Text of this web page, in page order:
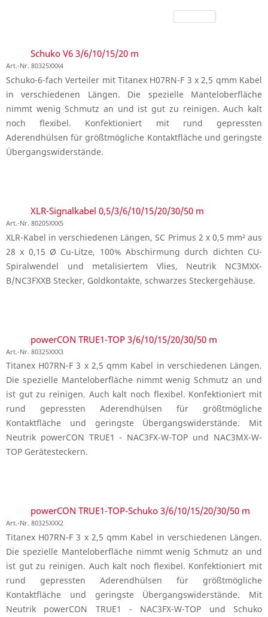
Schuko V6 3/6/10/15/20 m
Art.-Nr. 80325XXX4
Schuko-6-fach Verteiler mit Titanex H07RN-F 3 x 2,5 qmm Kabel
in verschiedenen Längen. Die spezielle Manteloberfläche
nimmt wenig Schmutz an und ist gut zu reinigen. Auch kalt
noch flexibel. Konfektioniert mit rund gepressten
Aderendhülsen für größtmögliche Kontaktfläche und geringste
Übergangswiderstände.
XLR-Signalkabel 0,5/3/6/10/15/20/30/50 m
Art.-Nr. 80205XXX5
XLR-Kabel in verschiedenen Längen, SC Primus 2 x 0,5 mm² aus
28 x 0,15 Ø Cu-Litze, 100% Abschirmung durch dichten CU-
Spiralwendel und metalisiertem Vlies, Neutrik NC3MXX-
B/NC3FXXB Stecker, Goldkontakte, schwarzes Steckergehäuse.
powerCON TRUE1-TOP 3/6/10/15/20/30/50 m
Art.-Nr. 80325XXX3
Titanex H07RN-F 3 x 2,5 qmm Kabel in verschiedenen Längen.
Die spezielle Manteloberfläche nimmt wenig Schmutz an und
ist gut zu reinigen. Auch kalt noch flexibel. Konfektioniert mit
rund gepressten Aderendhülsen für größtmögliche
Kontaktfläche und geringste Übergangswiderstände. Mit
Neutrik powerCON TRUE1 - NAC3FX-W-TOP und NAC3MX-W-
TOP Gerätesteckern.
powerCON TRUE1-TOP-Schuko 3/6/10/15/20/30/50 m
Art.-Nr. 80325XXX2
Titanex H07RN-F 3 x 2,5 qmm Kabel in verschiedenen Längen.
Die spezielle Manteloberfläche nimmt wenig Schmutz an und
ist gut zu reinigen. Auch kalt noch flexibel. Konfektioniert mit
rund gepressten Aderendhülsen für größtmögliche
Kontaktfläche und geringste Übergangswiderstände. Mit
Neutrik powerCON TRUE1 - NAC3FX-W-TOP und Schuko